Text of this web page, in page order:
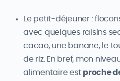
Le petit-déjeuner :
avec quelques raisins
cacao, une banane, le
de riz. En bref, mon
alimentaire est proche